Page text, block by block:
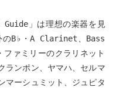
」は理想の楽器を見
のB♭・A Clarinet、Bass
ァミリーのクラリネット
ランポン、ヤマハ、セルマ
マーシュミット、ジュピタ